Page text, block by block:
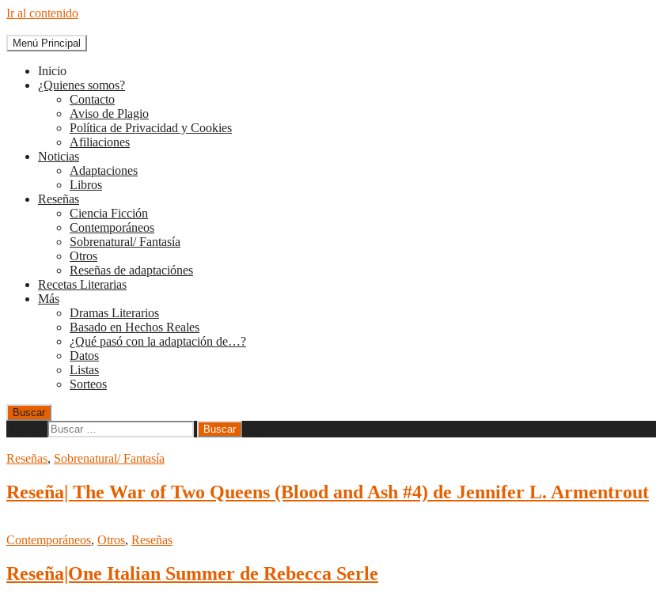
Ir al contenido
The Diary of Books
Menú Principal
Inicio
¿Quienes somos?
Contacto
Aviso de Plagio
Política de Privacidad y Cookies
Afiliaciones
Noticias
Adaptaciones
Libros
Reseñas
Ciencia Ficción
Contemporáneos
Sobrenatural/ Fantasía
Otros
Reseñas de adaptaciónes
Recetas Literarias
Más
Dramas Literarios
Basado en Hechos Reales
¿Qué pasó con la adaptación de…?
Datos
Listas
Sorteos
Buscar
Reseñas, Sobrenatural/ Fantasía
Reseña| The War of Two Queens (Blood and Ash #4) de Jennifer L. Armentrout
Contemporáneos, Otros, Reseñas
Reseña|One Italian Summer de Rebecca Serle